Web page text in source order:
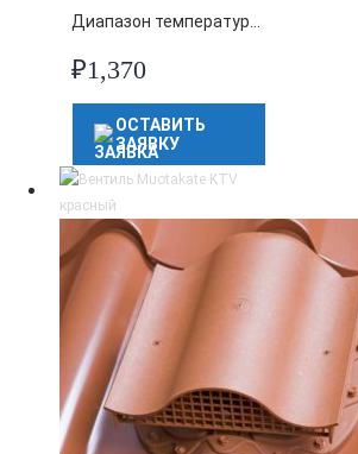
Диапазон температур…
₽1,370
ОСТАВИТЬ
ЗАЯВКУ